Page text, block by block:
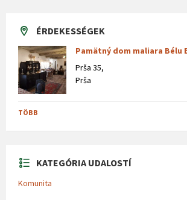
ÉRDEKESSÉGEK
Pamätný dom maliara Bélu
Prša 35,
Prša
TÖBB
KATEGÓRIA UDALOSTÍ
Komunita